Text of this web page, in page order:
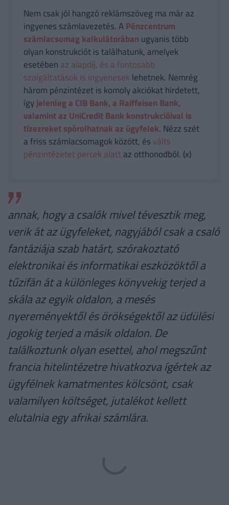
Nem csak jól hangzó reklámszöveg ma már az
ingyenes számlavezetés. APénzcentrum
számlacsomag kalkulátorában ugyanis több
olyan konstrukciót is találhatunk, amelyek
esetében az alapdíj, és a fontosabb
szolgáltatások is ingyenesek lehetnek. Nemrég
három pénzintézet is komoly akciókat hirdetett,
ígyjelenleg a CIB Bank, a Raiffeisen Bank,
valamint az UniCredit Bank konstrukcióival is
tízezreket spórolhatnak az ügyfelek. Nézz szét
a friss számlacsomagok között, és válts
pénzintézetet percek alattaz otthonodból. (x)
annak, hogy a csalók mivel tévesztik meg,
verik át az ügyfeleket, nagyjából csak a csaló
fantáziája szab határt, szórakoztató
elektronikai és informatikai eszközöktől a
tűzifán át a különleges könyvekig terjed a
skála az egyik oldalon, a mesés
nyereményektől és örökségektől az üdülési
jogokig terjed a másik oldalon. De
találkoztunk olyan esettel, ahol megszűnt
francia hitelintézetre hivatkozva ígértek az
ügyfélnek kamatmentes kölcsönt, csak
valamilyen költséget, jutalékot kellett
elutalnia egy afrikai számlára.